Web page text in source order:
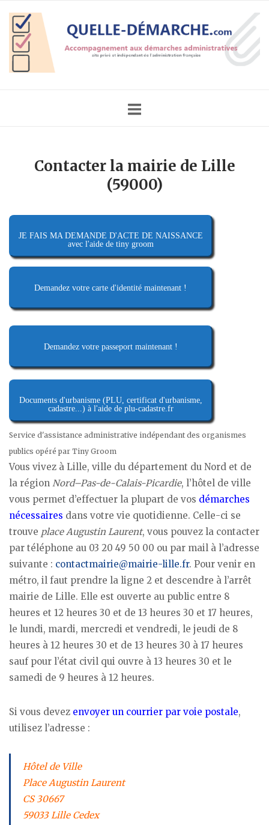
content
Home
Contacter la mairie de Lille
(59000)
JE FAIS MA DEMANDE D'ACTE DE NAISSANCE
avec l'aide de tiny groom
Demandez votre carte d'identité maintenant !
Demandez votre passeport maintenant !
Documents d'urbanisme (PLU, certificat d'urbanisme,
cadastre...) à l'aide de plu-cadastre.fr
Service d'assistance administrative indépendant des organismes
publics opéré par Tiny Groom
Vous vivez à Lille, ville du département du Nord et de
la région Nord–Pas-de-Calais-Picardie, l’hôtel de ville
vous permet d’effectuer la plupart de vos démarches
nécessaires dans votre vie quotidienne. Celle-ci se
trouve place Augustin Laurent, vous pouvez la contacter
par téléphone au 03 20 49 50 00 ou par mail à l’adresse
suivante : contactmairie@mairie-lille.fr. Pour venir en
métro, il faut prendre la ligne 2 et descendre à l’arrêt
mairie de Lille. Elle est ouverte au public entre 8
heures et 12 heures 30 et de 13 heures 30 et 17 heures,
le lundi, mardi, mercredi et vendredi, le jeudi de 8
heures à 12 heures 30 et de 13 heures 30 à 17 heures
sauf pour l’état civil qui ouvre à 13 heures 30 et le
samedi de 9 heures à 12 heures.
Si vous devez envoyer un courrier par voie postale,
utilisez l’adresse :
Hôtel de Ville
Place Augustin Laurent
CS 30667
59033 Lille Cedex